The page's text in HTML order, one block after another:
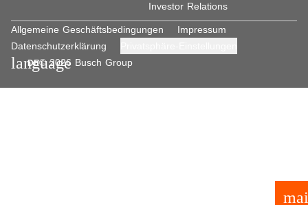
Investor Relations
Allgemeine Geschäftsbedingungen
Impressum
Datenschutzerklärung
DE
language
© 2026 Busch Group